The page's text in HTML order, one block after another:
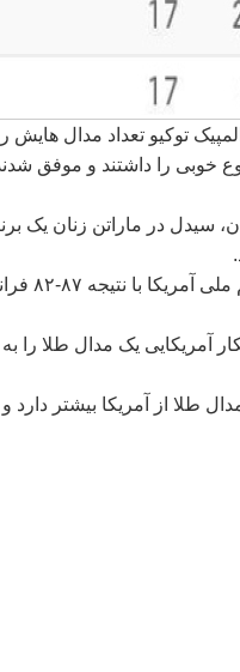
توکیو تعداد مدال
خوبی را داشتند و موفق
۶ به وقت جاپان، سیدل در ماراتن
ساعتی
طلا از آمریکا بیشتر